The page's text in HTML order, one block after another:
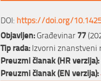
DOI:https://doi.org/
Objavljen:Građevinar77
Tip rada:Izvorni znanstveni
Preuzmi članak (HR verzija):
Preuzmi članak (EN verzija):